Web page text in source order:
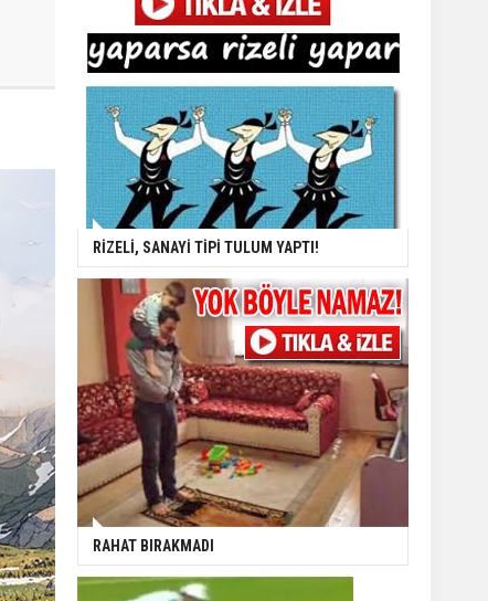
RİZELİ, SANAYİ TİPİ TULUM YAPTI!
RAHAT BIRAKMADI